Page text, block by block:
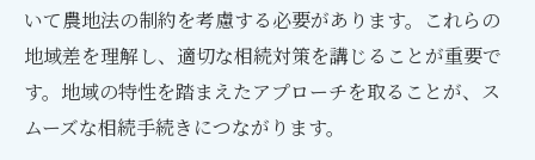
相続手続きの流れを見える化する
地域特有の法律が相続に与える影響とは？
北海道の相続法制の特徴
地方自治体の条例と相続
いて農地法の制約を考慮する必要があります。これらの
地域差を理解し、適切な相続対策を講じることが重要で
す。地域の特性を踏まえたアプローチを取ることが、ス
ムーズな相続手続きにつながります。